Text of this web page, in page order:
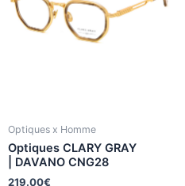
Optiques x Homme
Optiques CLARY GRAY
| DAVANO CNG28
219.00€